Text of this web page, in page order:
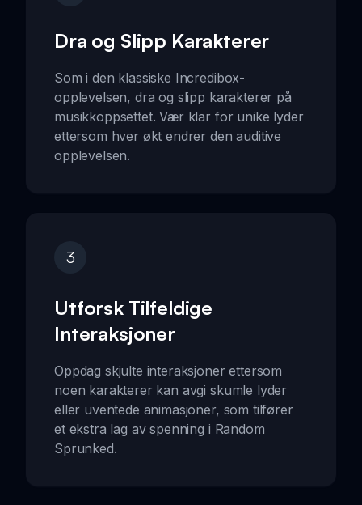
Dra og Slipp Karakterer
Som i den klassiske Incredibox-
opplevelsen, dra og slipp karakterer på
musikkoppsettet. Vær klar for unike lyder
ettersom hver økt endrer den auditive
opplevelsen.
3
Utforsk Tilfeldige
Interaksjoner
Oppdag skjulte interaksjoner ettersom
noen karakterer kan avgi skumle lyder
eller uventede animasjoner, som tilfører
et ekstra lag av spenning i Random
Sprunked.